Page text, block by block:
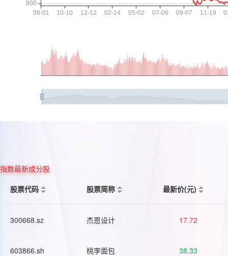
指数最新成分股
股票代码
股票简称 最新价(元)
300668.sz 杰恩设计 17.72
603866.sh 桃李面包 38.33